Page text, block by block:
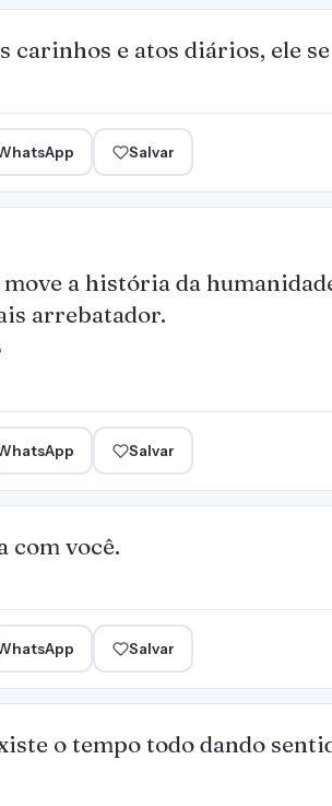
carinhos e atos diários, ele
Salvar
move a história da
arrebatador.
Salvar
com você.
Salvar
o tempo todo dando